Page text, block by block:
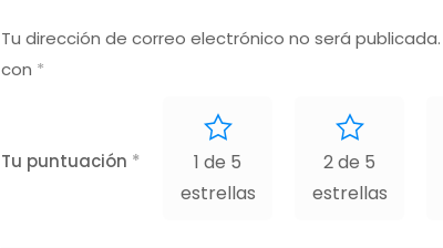
Tu dirección de correo electrónico no será publicada.
con *
Tu puntuación *
1 de 5
estrellas
2 de 5
estrellas